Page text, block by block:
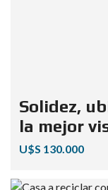
Solidez,
la mejor
U$S 130.000